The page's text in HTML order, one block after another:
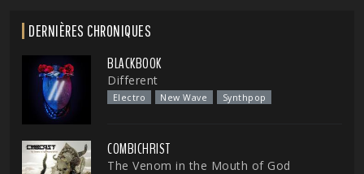
DERNIÈRES CHRONIQUES
BLACKBOOK
Different
Electro New Wave Synthpop
COMBICHRIST
The Venom in the Mouth of God